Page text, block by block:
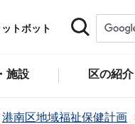
トボット
施設 区の紹介
港南区地域福祉保健計画